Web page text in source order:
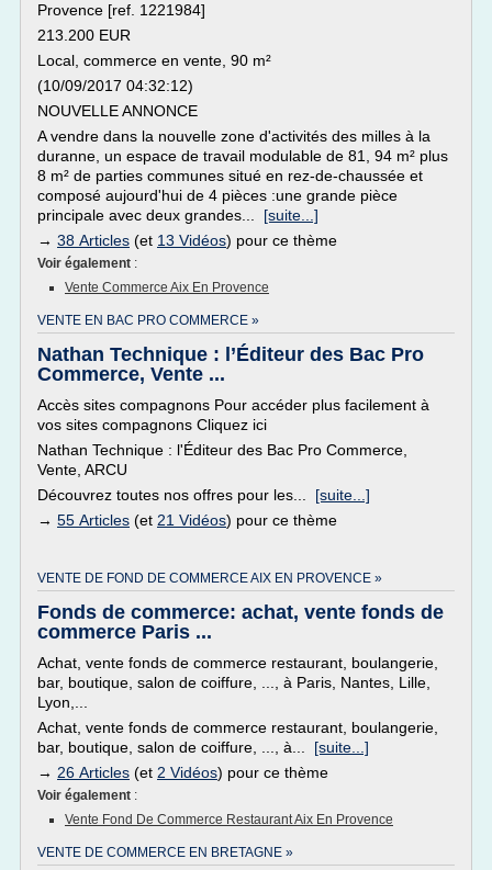
Provence [ref. 1221984]
213.200 EUR
Local, commerce en vente, 90 m²
(10/09/2017 04:32:12)
NOUVELLE ANNONCE
A vendre dans la nouvelle zone d'activités des milles à la
duranne, un espace de travail modulable de 81, 94 m² plus
8 m² de parties communes situé en rez-de-chaussée et
composé aujourd'hui de 4 pièces :une grande pièce
principale avec deux grandes... [suite...]
→ 38 Articles (et 13 Vidéos) pour ce thème
Voir également :
Vente Commerce Aix En Provence
VENTE EN BAC PRO COMMERCE »
Nathan Technique : l’Éditeur des Bac Pro
Commerce, Vente ...
Accès sites compagnons Pour accéder plus facilement à
vos sites compagnons Cliquez ici
Nathan Technique : l'Éditeur des Bac Pro Commerce,
Vente, ARCU
Découvrez toutes nos offres pour les... [suite...]
→ 55 Articles (et 21 Vidéos) pour ce thème
VENTE DE FOND DE COMMERCE AIX EN PROVENCE »
Fonds de commerce: achat, vente fonds de
commerce Paris ...
Achat, vente fonds de commerce restaurant, boulangerie,
bar, boutique, salon de coiffure, ..., à Paris, Nantes, Lille,
Lyon,...
Achat, vente fonds de commerce restaurant, boulangerie,
bar, boutique, salon de coiffure, ..., à... [suite...]
→ 26 Articles (et 2 Vidéos) pour ce thème
Voir également :
Vente Fond De Commerce Restaurant Aix En Provence
VENTE DE COMMERCE EN BRETAGNE »